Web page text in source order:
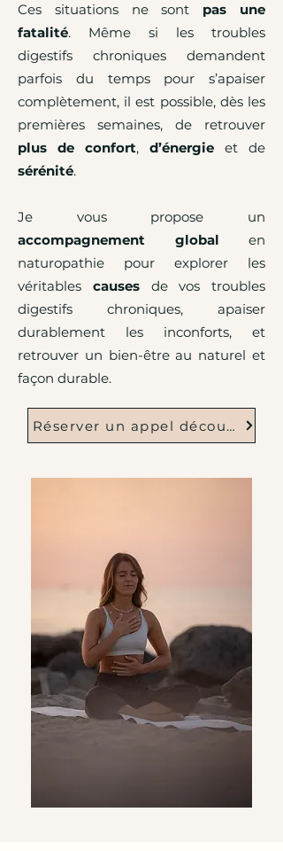
Ces situations ne sont pas une
fatalité. Même si les troubles
digestifs chroniques demandent
parfois du temps pour s’apaiser
complètement, il est possible, dès les
premières semaines, de retrouver
plus de confort, d’énergie et de
sérénité.
Je vous propose un
accompagnement global en
naturopathie pour explorer les
véritables causesde vos troubles
digestifs chroniques, apaiser
durablement les inconforts, et
retrouver un bien-être au naturel et
façon durable.
Réserver un appel découverte